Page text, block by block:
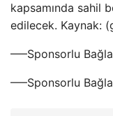
kapsamında sahil
edilecek. Kaynak:
—–Sponsorlu
—–Sponsorlu